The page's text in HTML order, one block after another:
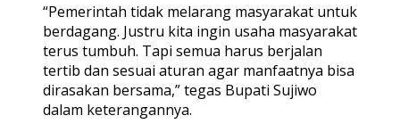
“Pemerintah tidak melarang masyarakat untuk
berdagang. Justru kita ingin usaha masyarakat
terus tumbuh. Tapi semua harus berjalan
tertib dan sesuai aturan agar manfaatnya bisa
dirasakan bersama,” tegas Bupati Sujiwo
dalam keterangannya.